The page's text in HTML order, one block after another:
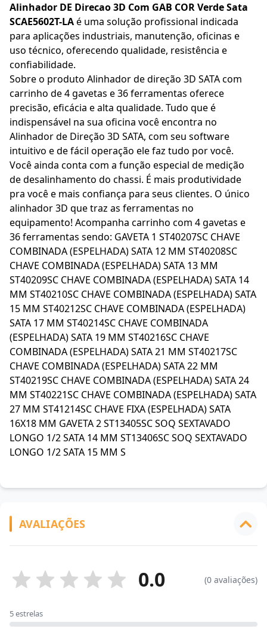
Alinhador DE Direcao 3D Com GAB COR Verde Sata
SCAE5602T-LAé uma solução profissional indicada
para aplicações industriais, manutenção, oficinas e
uso técnico, oferecendo qualidade, resistência e
confiabilidade.
Sobre o produto Alinhador de direção 3D SATA com
carrinho de 4 gavetas e 36 ferramentas oferece
precisão, eficácia e alta qualidade. Tudo que é
indispensável na sua oficina você encontra no
Alinhador de Direção 3D SATA, com seu software
intuitivo e de fácil operação ele faz tudo por você.
Você ainda conta com a função especial de medição
de desalinhamento do chassi. É mais produtividade
pra você e mais confiança para seus clientes. O único
alinhador 3D que traz as ferramentas no
equipamento! Acompanha carrinho com 4 gavetas e
36 ferramentas sendo: GAVETA 1 ST40207SC CHAVE
COMBINADA (ESPELHADA) SATA 12 MM ST40208SC
CHAVE COMBINADA (ESPELHADA) SATA 13 MM
ST40209SC CHAVE COMBINADA (ESPELHADA) SATA 14
MM ST40210SC CHAVE COMBINADA (ESPELHADA) SATA
15 MM ST40212SC CHAVE COMBINADA (ESPELHADA)
SATA 17 MM ST40214SC CHAVE COMBINADA
(ESPELHADA) SATA 19 MM ST40216SC CHAVE
COMBINADA (ESPELHADA) SATA 21 MM ST40217SC
CHAVE COMBINADA (ESPELHADA) SATA 22 MM
ST40219SC CHAVE COMBINADA (ESPELHADA) SATA 24
MM ST40221SC CHAVE COMBINADA (ESPELHADA) SATA
27 MM ST41214SC CHAVE FIXA (ESPELHADA) SATA
16X18 MM GAVETA 2 ST13405SC SOQ SEXTAVADO
LONGO 1/2 SATA 14 MM ST13406SC SOQ SEXTAVADO
LONGO 1/2 SATA 15 MM S
AVALIAÇÕES
0.0 (0 avaliações)
5 estrelas